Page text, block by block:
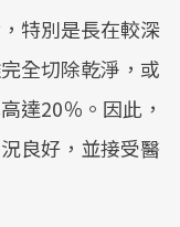
特別是長在較深
全切除乾淨，或
達20％。因此，
良好，並接受醫